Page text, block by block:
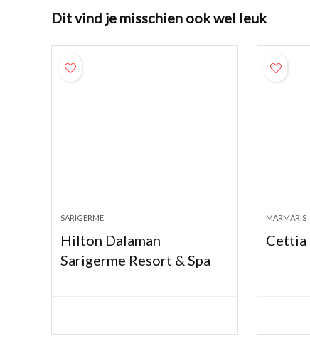
Dit vind je misschien ook wel leuk
SARIGERME
Hilton Dalaman
Sarigerme Resort & Spa
MARMARIS
Cettia